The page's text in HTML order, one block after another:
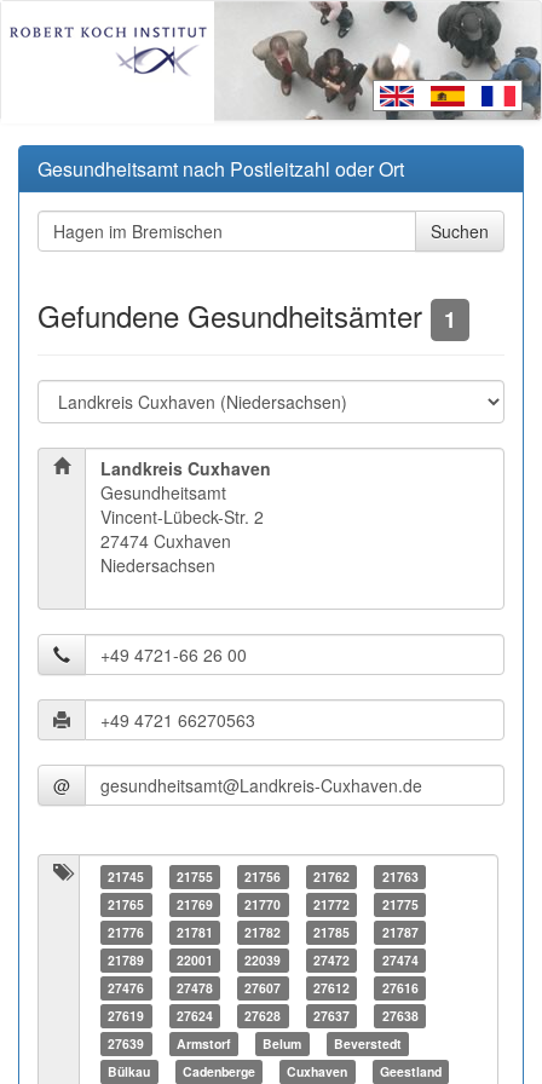
Gesundheitsamt nach Postleitzahl oder Ort
Gefundene Gesundheitsämter 1
Landkreis Cuxhaven
Gesundheitsamt
Vincent-Lübeck-Str. 2
27474 Cuxhaven
Niedersachsen
@
21745 21755 21756 21762
21763
21765
21769 21770 21772
21775
21776
21781 21782 21785
21787
21789
22001 22039 27472
27474
27476
27478 27607 27612
27616
27619
27624 27628 27637
27638
27639
Armstorf Belum
Beverstedt
Bülkau
Cadenberge Cuxhaven Geestland